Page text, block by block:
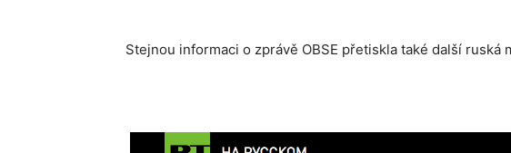
Stejnou informaci o zprávě OBSE přetiskla také další ruská